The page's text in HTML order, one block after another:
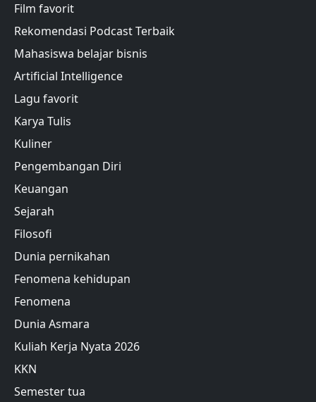
Film favorit
Rekomendasi Podcast Terbaik
Mahasiswa belajar bisnis
Artificial Intelligence
Lagu favorit
Karya Tulis
Kuliner
Pengembangan Diri
Keuangan
Sejarah
Filosofi
Dunia pernikahan
Fenomena kehidupan
Fenomena
Dunia Asmara
Kuliah Kerja Nyata 2026
KKN
Semester tua